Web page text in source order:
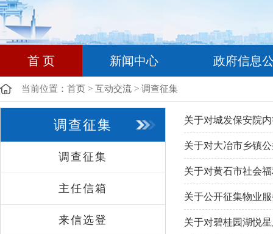
首 页 新闻中心 政府信息
当前位置： 首页 > 互动交流 > 调查征集
调查征集
调查征集
主任信箱
来信选登
关于对城发保安院
关于对大冶市乡镇
关于对黄石市社会
关于公开征集物业
关于对碧桂园湖悦